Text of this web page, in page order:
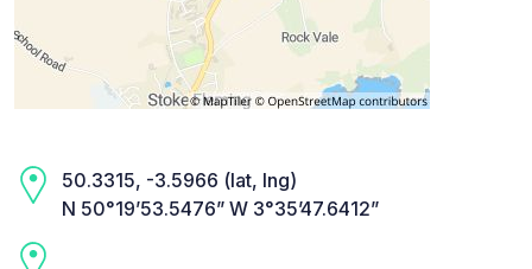
50.3315, -3.5966 (lat, lng)
N 50°19’53.5476” W 3°35’47.6412”